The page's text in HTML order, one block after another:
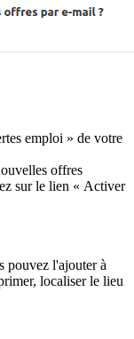
emploi » de votre
offres
sur le lien « Activer
pouvez l'ajouter à
localiser le lieu